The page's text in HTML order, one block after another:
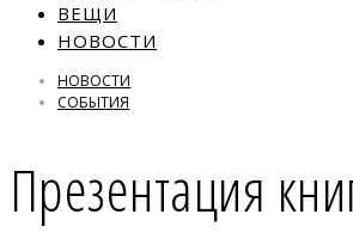
ВЕЩИ
НОВОСТИ
НОВОСТИ
СОБЫТИЯ
Презентация